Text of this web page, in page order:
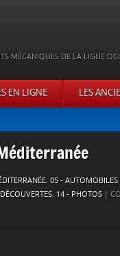
MÉCANIQUES DE LA LIGUE
EN LIGNE LES
, 05 - AUTOMOBILES,
, 14 - PHOTOS |